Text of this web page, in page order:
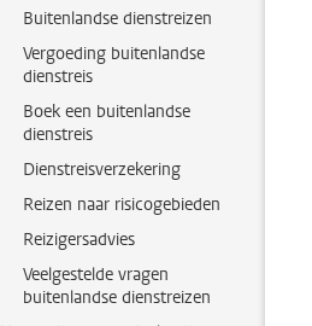
Buitenlandse dienstreizen
Vergoeding buitenlandse
dienstreis
Boek een buitenlandse
dienstreis
Dienstreisverzekering
Reizen naar risicogebieden
Reizigersadvies
Veelgestelde vragen
buitenlandse dienstreizen